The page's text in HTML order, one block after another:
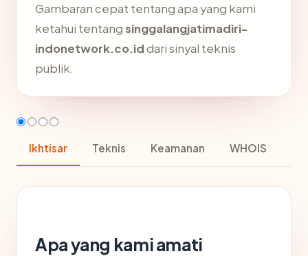
Gambaran cepat tentang apa yang kami
ketahui tentangsinggalangjatimadiri-
indonetwork.co.iddari sinyal teknis
publik.
Ikhtisar Teknis Keamanan WHOIS
Apa yang kami amati